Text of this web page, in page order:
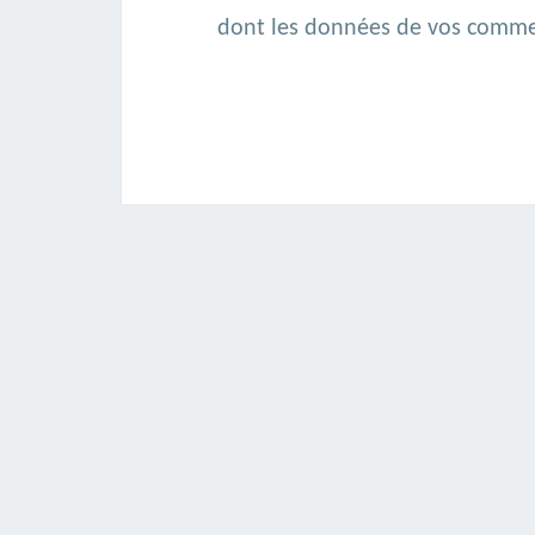
dont les données de vos